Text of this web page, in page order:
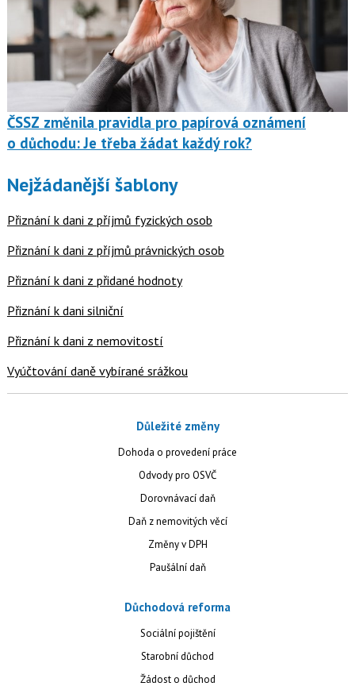
ČSSZ změnila pravidla pro papírová oznámení
o důchodu: Je třeba žádat každý rok?
Nejžádanější šablony
Přiznání k dani z příjmů fyzických osob
Přiznání k dani z příjmů právnických osob
Přiznání k dani z přidané hodnoty
Přiznání k dani silniční
Přiznání k dani z nemovitostí
Vyúčtování daně vybírané srážkou
Důležité změny
Dohoda o provedení práce
Odvody pro OSVČ
Dorovnávací daň
Daň z nemovitých věcí
Změny v DPH
Paušální daň
Důchodová reforma
Sociální pojištění
Starobní důchod
Žádost o důchod